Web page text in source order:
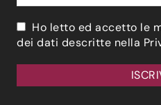
Ho letto ed accetto le
dei dati descritte nella